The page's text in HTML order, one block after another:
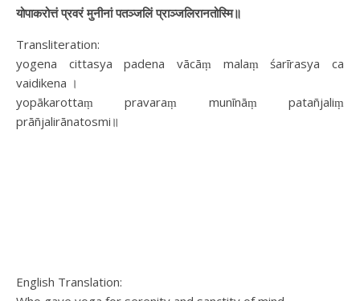
योपाकरोत्तं प्रवरं मुनीनां पतञ्जलिं प्राञ्जलिरानतोस्मि॥
Transliteration:
yogena cittasya padena vācāṃ malaṃ śarīrasya ca
vaidikena ।
yopākarottaṃ pravaraṃ munīnāṃ patañjaliṃ
prāñjalirānatosmi॥
English Translation: